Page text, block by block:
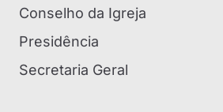
Conselho da Igreja
Presidência
Secretaria Geral